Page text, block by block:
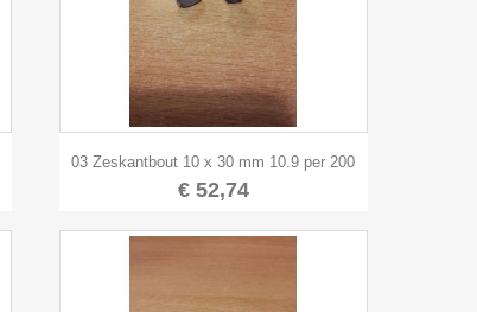
 Snel bekijken
03 Zeskantbout 10 x 30 mm 10.9 per 200
€ 52,74